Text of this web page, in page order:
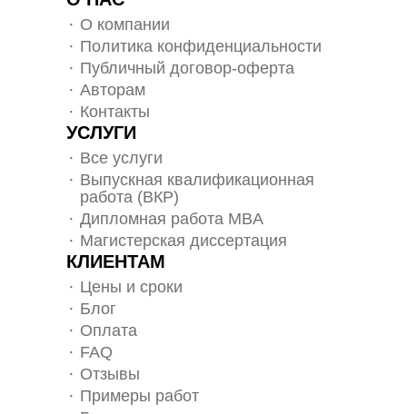
О компании
Политика конфиденциальности
Публичный договор-оферта
Авторам
Контакты
УСЛУГИ
Все услуги
Выпускная квалификационная
работа (ВКР)
Дипломная работа MBA
Магистерская диссертация
КЛИЕНТАМ
Цены и сроки
Блог
Оплата
FAQ
Отзывы
Примеры работ